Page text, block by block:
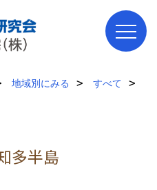
地域別にみる
すべて
多半島